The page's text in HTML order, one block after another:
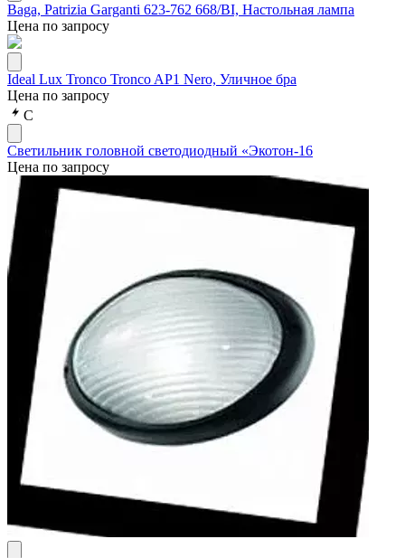
Baga, Patrizia Garganti 623-762 668/BI, Настольная лампа
Цена по запросу
Ideal Lux Tronco Tronco AP1 Nero, Уличное бра
Цена по запросу
С
Светильник головной светодиодный «Экотон-16
Цена по запросу